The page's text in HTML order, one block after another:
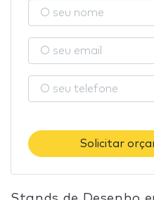
Solicitar